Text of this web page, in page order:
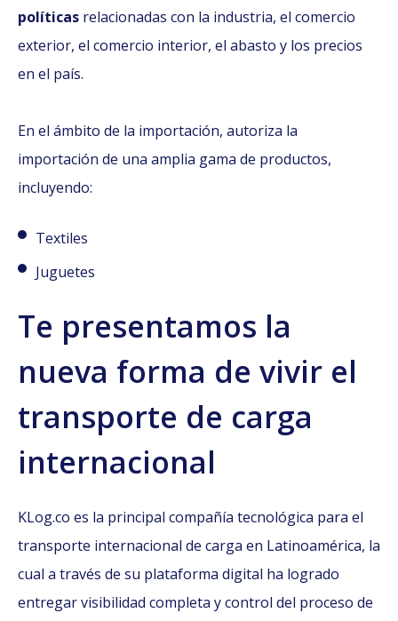
políticas relacionadas con la industria, el comercio
exterior, el comercio interior, el abasto y los precios
en el país.
En el ámbito de la importación, autoriza la
importación de una amplia gama de productos,
incluyendo:
Textiles
Juguetes
Te presentamos la
nueva forma de vivir el
transporte de carga
internacional
KLog.co es la principal compañía tecnológica para el
transporte internacional de carga en Latinoamérica, la
cual a través de su plataforma digital ha logrado
entregar visibilidad completa y control del proceso de